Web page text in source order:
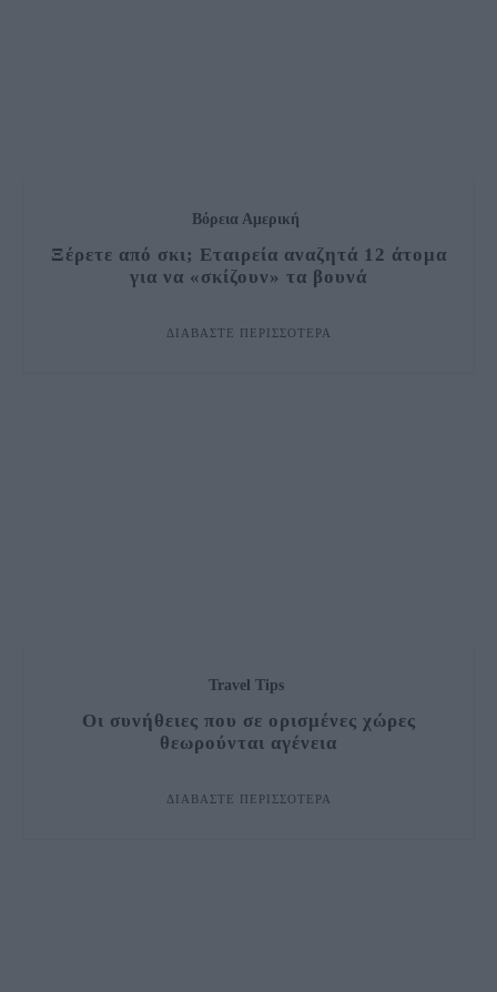
Βόρεια Αμερική
Ξέρετε από σκι; Εταιρεία αναζητά 12 άτομα
για να «σκίζουν» τα βουνά
ΔΙΑΒΆΣΤΕ ΠΕΡΙΣΣΌΤΕΡΑ
Travel Tips
Οι συνήθειες που σε ορισμένες χώρες
θεωρούνται αγένεια
ΔΙΑΒΆΣΤΕ ΠΕΡΙΣΣΌΤΕΡΑ